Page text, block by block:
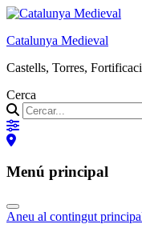
Catalunya Medieval
Castells, Torres,
Cerca
Menú principal
Aneu al contingut